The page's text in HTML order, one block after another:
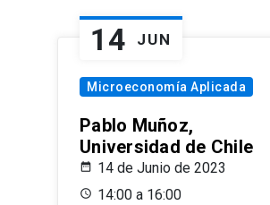
14 JUN
Microeconomía Aplicada
Pablo Muñoz,
Universidad de Chile
14 de Junio de 2023
14:00 a 16:00